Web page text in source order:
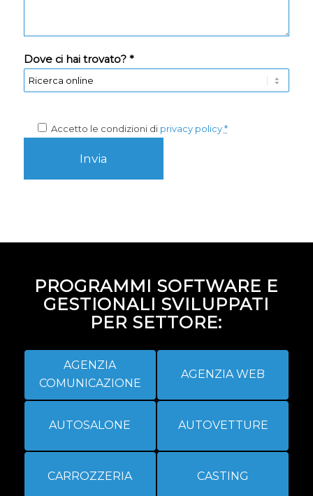
Dove ci hai trovato? *
Accetto le condizioni di privacy policy *
PROGRAMMI SOFTWARE E
GESTIONALI SVILUPPATI
PER SETTORE:
AGENZIA
COMUNICAZIONE
AGENZIA WEB
AUTOSALONE AUTOVETTURE
CARROZZERIA CASTING